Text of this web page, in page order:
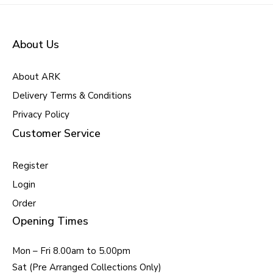
About Us
About ARK
Delivery Terms & Conditions
Privacy Policy
Customer Service
Register
Login
Order
Opening Times
Mon – Fri 8.00am to 5.00pm
Sat (Pre Arranged Collections Only)